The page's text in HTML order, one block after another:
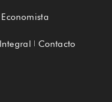
Contacto